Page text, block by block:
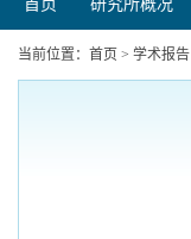
首页 研究所概况
当前位置： 首页 > 学术报告